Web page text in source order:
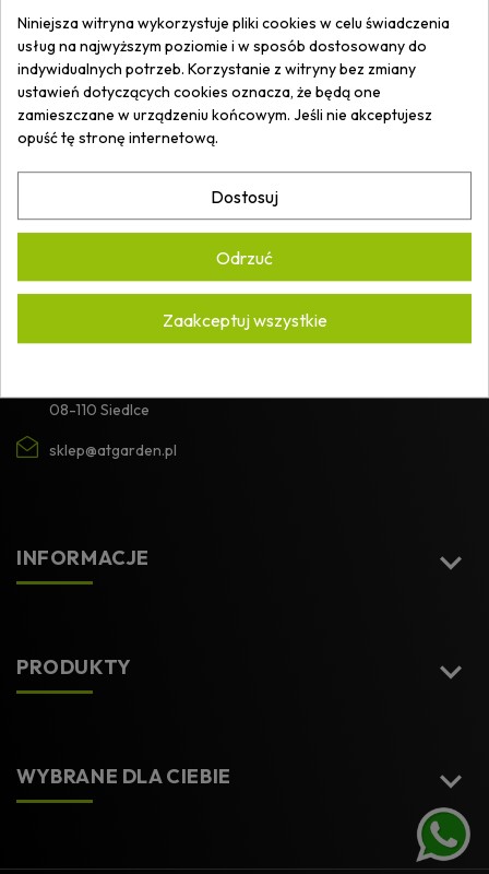
OTRZYMUJINFORMACJEO
NOWOŚCIACH I PROMOCJACH.
AkceptujęPolitykę prywatności. *
ARTECH ARKADIUSZ WASILUK
08-110 Siedlce
sklep@atgarden.pl
INFORMACJE 
PRODUKTY 
WYBRANE DLA CIEBIE 
Niniejsza witryna wykorzystuje pliki cookies w celu świadczenia
usług na najwyższym poziomie i w sposób dostosowany do
indywidualnych potrzeb. Korzystanie z witryny bez zmiany
ustawień dotyczących cookies oznacza, że będą one
zamieszczane w urządzeniu końcowym. Jeśli nie akceptujesz
opuść tę stronę internetową.
Dostosuj
Odrzuć
Zaakceptuj wszystkie